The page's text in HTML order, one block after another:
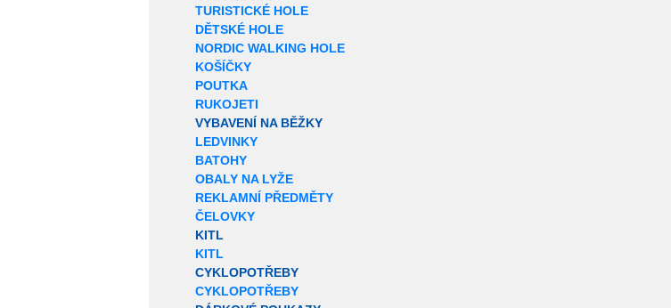
TURISTICKÉ HOLE
DĚTSKÉ HOLE
NORDIC WALKING HOLE
KOŠÍČKY
POUTKA
RUKOJETI
VYBAVENÍ NA BĚŽKY
LEDVINKY
BATOHY
OBALY NA LYŽE
REKLAMNÍ PŘEDMĚTY
ČELOVKY
KITL
KITL
CYKLOPOTŘEBY
CYKLOPOTŘEBY